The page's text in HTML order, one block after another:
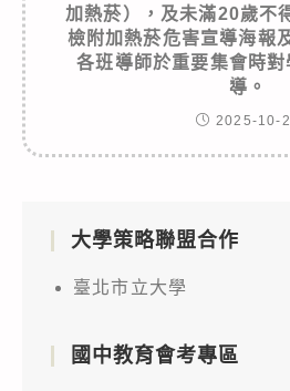
加熱菸），及未滿20歲不
檢附加熱菸危害宣導海報
各班導師於重要集會時
導。
2025-10-
大學策略聯盟合作
臺北市立大學
國中教育會考專區